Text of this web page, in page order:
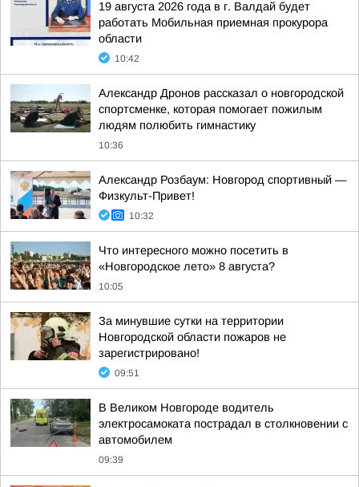
19 августа 2026 года в г. Валдай будет
работать Мобильная приемная прокурора
области
10:42
Александр Дронов рассказал о новгородской
спортсменке, которая помогает пожилым
людям полюбить гимнастику
10:36
Александр Розбаум: Новгород спортивный —
Физкульт-Привет!
10:32
Что интересного можно посетить в
«Новгородское лето» 8 августа?
10:05
За минувшие сутки на территории
Новгородской области пожаров не
зарегистрировано!
09:51
В Великом Новгороде водитель
электросамоката пострадал в столкновении с
автомобилем
09:39